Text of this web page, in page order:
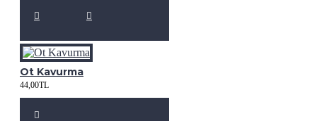
Ot Kavurma
44,00TL